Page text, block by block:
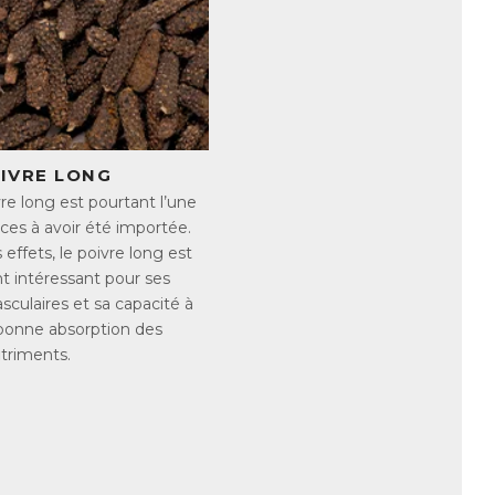
et souffriraient donc d’un
insuffisant, mais aussi à certaines
l’exposition au stress (physique
d’alcool ou de certains
signes peuvent être nombreux et
magnésium comme :
LONG
long est pourtant l’une
à avoir été importée.
effets, le poivre long est
intéressant pour ses
et sa capacité à
absorption des